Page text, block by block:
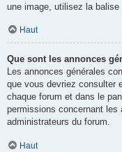
une image, utilisez la balise
Haut
Que sont les annonces
Les annonces générales
que vous devriez consulter
chaque forum et dans le
permissions concernant les
administrateurs du forum.
Haut